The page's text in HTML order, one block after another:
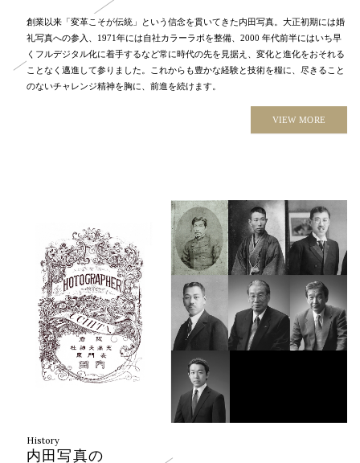
創業以来「変革こそが伝統」という信念を貫いてきた内田写真。大正初期には婚
礼写真への参入、1971年には自社カラーラボを整備、2000 年代前半にはいち早
くフルデジタル化に着手するなど常に時代の先を見据え、変化と進化をおそれる
ことなく邁進して参りました。これからも豊かな経験と技術を糧に、尽きること
のないチャレンジ精神を胸に、前進を続けます。
VIEW MORE
History
内田写真の